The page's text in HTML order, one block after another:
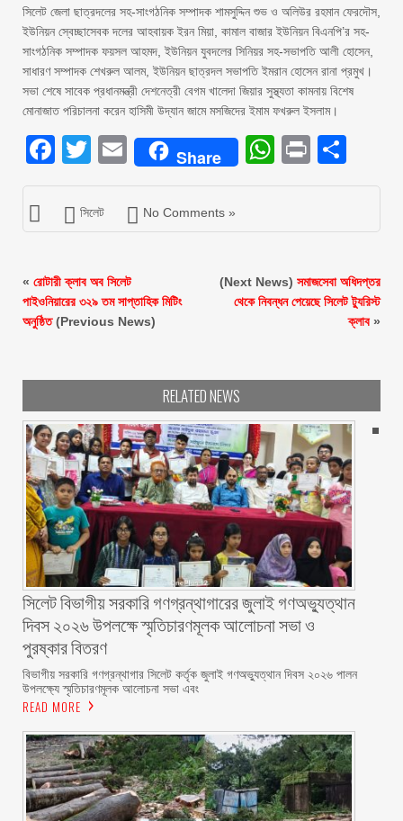
সিলেট জেলা ছাত্রদলের সহ-সাংগঠনিক সম্পাদক শামসুদ্দিন শুভ ও অলিউর রহমান ফেরদৌস,
ইউনিয়ন স্বেচ্ছাসেবক দলের আহবায়ক ইরন মিয়া, কামাল বাজার ইউনিয়ন বিএনপি’র সহ-
সাংগঠনিক সম্পাদক ফয়সল আহমদ, ইউনিয়ন যুবদলের সিনিয়র সহ-সভাপতি আলী হোসেন,
সাধারণ সম্পাদক শেখরুল আলম, ইউনিয়ন ছাত্রদল সভাপতি ইমরান হোসেন রানা প্রমুখ।
সভা শেষে সাবেক প্রধানমন্ত্রী দেশনেত্রী বেগম খালেদা জিয়ার সুস্থ্যতা কামনায় বিশেষ
মোনাজাত পরিচালনা করেন হাসিমী উদ্যান জামে মসজিদের ইমাম ফখরুল ইসলাম।
Facebook
Twitter
EmailShare Print
সিলেট No Comments »
« রোটারী ক্লাব অব সিলেট
পাইওনিয়ারের ৩২৯ তম সাপ্তাহিক মিটিং
অনুষ্ঠিত(Previous News)
(Next News) সমাজসেবা অধিদপ্তর
থেকে নিবন্ধন পেয়েছে সিলেট ট্যুরিস্ট
ক্লাব»
RELATED NEWS
সিলেট বিভাগীয় সরকারি গণগ্রন্থাগারের জুলাই গণঅভ্যুত্থান
দিবস ২০২৬ উপলক্ষে স্মৃতিচারণমূলক আলোচনা সভা ও
পুরষ্কার বিতরণ ‎ ‎
বিভাগীয় সরকারি গণগ্রন্থাগার সিলেট কর্তৃক জুলাই গণঅভ্যুত্থান দিবস ২০২৬ পালন
উপলক্ষ্যে স্মৃতিচারণমূলক আলোচনা সভা এবং
READ MORE